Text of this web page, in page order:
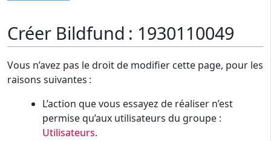
Créer Bildfund : 1930110049
Vous n’avez pas le droit de modifier cette page, pour les
raisons suivantes :
L’action que vous essayez de réaliser n’est
permise qu’aux utilisateurs du groupe :
Utilisateurs.